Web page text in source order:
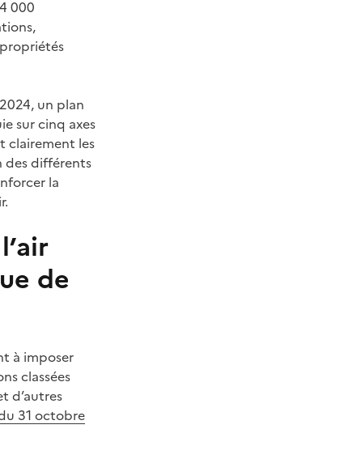
000
un plan
sur cinq axes
clairement les
des différents
la
de
à imposer
classées
d’autres
31 octobre